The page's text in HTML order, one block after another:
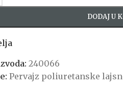
DODAJ U
240066
Pervajz poliuretanske